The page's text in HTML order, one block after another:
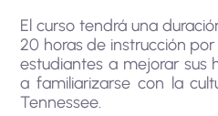
El curso tendrá una
20 horas de instrucción
estudiantes a mejorar sus
a familiarizarse con la
Tennessee.